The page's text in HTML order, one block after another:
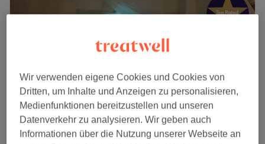
20:00
Ein schonendes und außergewöhnlich gründliches
Waxing- oder Sugaring-Erlebnis erwartet dich bei
Sugarlux Professional Sugarwaxing in Düsseldorf-
Friedrichstadt! Geschmeidige, schöne und stoppelfreie
Wir verwenden eigene Cookies und Cookies von
Dritten, um Inhalte und Anzeigen zu personalisieren,
Medienfunktionen bereitzustellen und unseren
Datenverkehr zu analysieren. Wir geben auch
Informationen über die Nutzung unserer Webseite an